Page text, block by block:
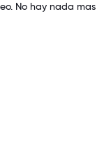
No hay nada mas